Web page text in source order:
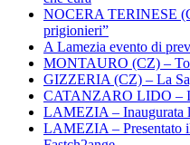
NOCERA TERINESE
prigionieri”
A Lamezia evento di
MONTAURO (CZ) –
GIZZERIA (CZ) – La
CATANZARO LIDO –
LAMEZIA – Inaugurata
LAMEZIA – Presentato